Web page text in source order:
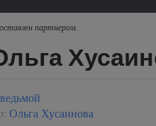
партнером.
Ольга Хусаинова